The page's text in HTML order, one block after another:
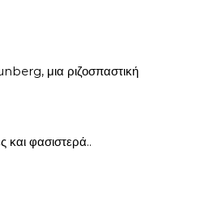
μια ριζοσπαστική
και φασιστερά..